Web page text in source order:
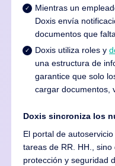
Mientras un
Doxis envía
documentos que
Doxis utiliza roles y
una estructura de
garantice que solo
cargar documentos,
Doxis sincroniza los
El portal de
tareas de RR. HH.,
protección y seguridad